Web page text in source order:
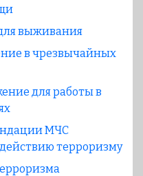
выживания
в чрезвычайных
для работы в
МЧС
терроризму